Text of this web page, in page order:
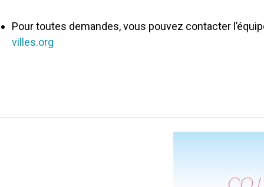
Pour toutes demandes, vous pouvez contacter
villes.org